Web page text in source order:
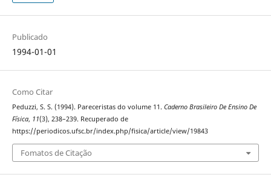
Publicado
1994-01-01
Como Citar
Peduzzi, S. S. (1994). Pareceristas do volume 11. Caderno Brasileiro De Ensino De
Física, 11(3), 238–239. Recuperado de
https://periodicos.ufsc.br/index.php/fisica/article/view/19843
Fomatos de Citação